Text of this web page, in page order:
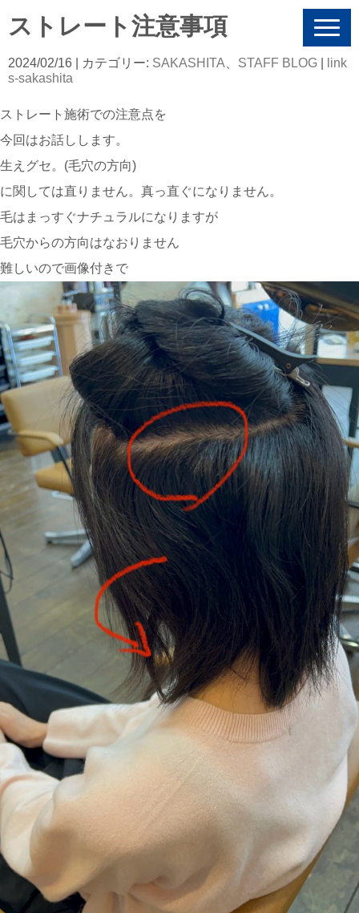
N
v
i
ストレート注意事項
2024/02/16 | カテゴリー: SAKASHITA STAFF BLOG
link
s-sakashita
ストレート施術での注意点を
今回はお話しします。
生えグセ。(毛穴の方向)
に関しては直りません。真っ直ぐになりません。
毛はまっすぐナチュラルになりますが
毛穴からの方向はなおりません
難しいので画像付きで